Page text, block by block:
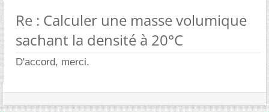
Re : Calculer une masse volumique
sachant la densité à 20°C
D'accord, merci.